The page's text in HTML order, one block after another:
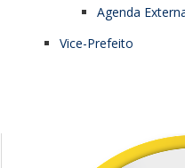
Agenda
Vice-Prefeito